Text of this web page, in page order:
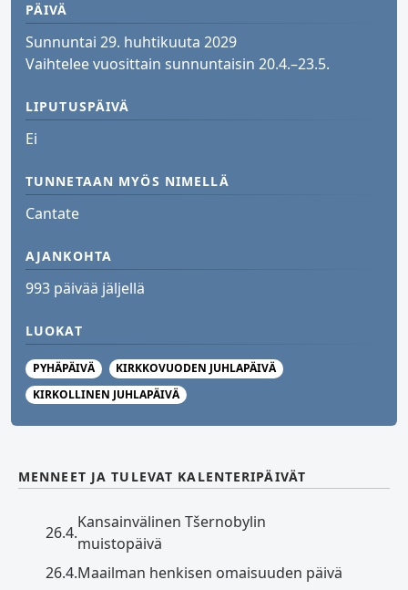
PÄIVÄ
Sunnuntai 29. huhtikuuta 2029
Vaihtelee vuosittain sunnuntaisin 20.4.–23.5.
LIPUTUSPÄIVÄ
Ei
TUNNETAAN MYÖS NIMELLÄ
Cantate
AJANKOHTA
993 päivää jäljellä
LUOKAT
PYHÄPÄIVÄ
KIRKKOVUODEN JUHLAPÄIVÄ
KIRKOLLINEN JUHLAPÄIVÄ
MENNEET JA TULEVAT KALENTERIPÄIVÄT
26.4.
Kansainvälinen Tšernobylin
muistopäivä
26.4.Maailman henkisen omaisuuden päivä